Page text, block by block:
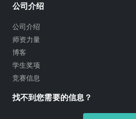
公司介绍
公司介绍
师资力量
博客
学生奖项
竞赛信息
找不到您需要的信息？